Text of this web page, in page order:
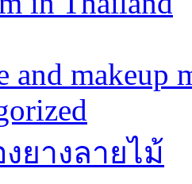
and makeup
งยางลายไม้